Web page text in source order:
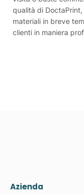
qualità di
materiali in breve
clienti in maniera
Azienda